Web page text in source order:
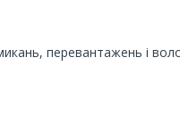
перевантажень і